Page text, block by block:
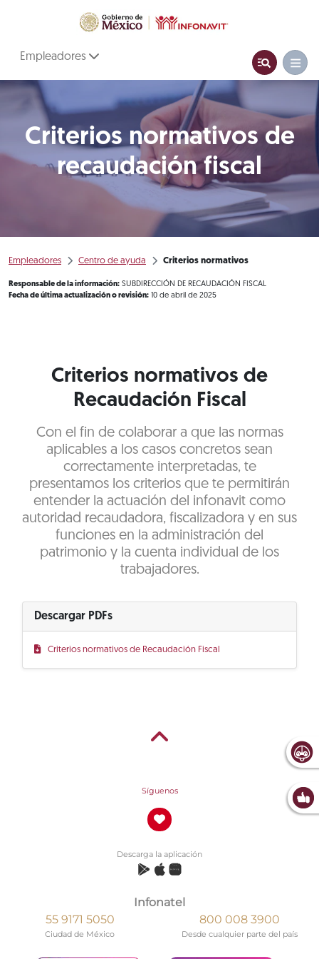
Empleadores
Criterios normativos de
recaudación fiscal
Empleadores Centro de ayuda Criterios normativos
Responsable de la información: SUBDIRECCIÓN DE RECAUDACIÓN FISCAL
Fecha de última actualización o revisión: 10 de abril de 2025
Criterios normativos de
Recaudación Fiscal
Con el fin de colaborar a que las normas
aplicables a los casos concretos sean
correctamente interpretadas, te
presentamos los criterios que te permitirán
entender la actuación del infonavit como
autoridad recaudadora, fiscalizadora y en sus
funciones en la administración del
patrimonio y la cuenta individual de los
trabajadores.
Descargar PDFs
Criterios normativos de Recaudación Fiscal
Síguenos
Descarga la aplicación
Infonatel
55 9171 5050
Ciudad de México
800 008 3900
Desde cualquier parte del país